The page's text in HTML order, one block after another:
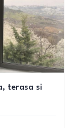
terasa si